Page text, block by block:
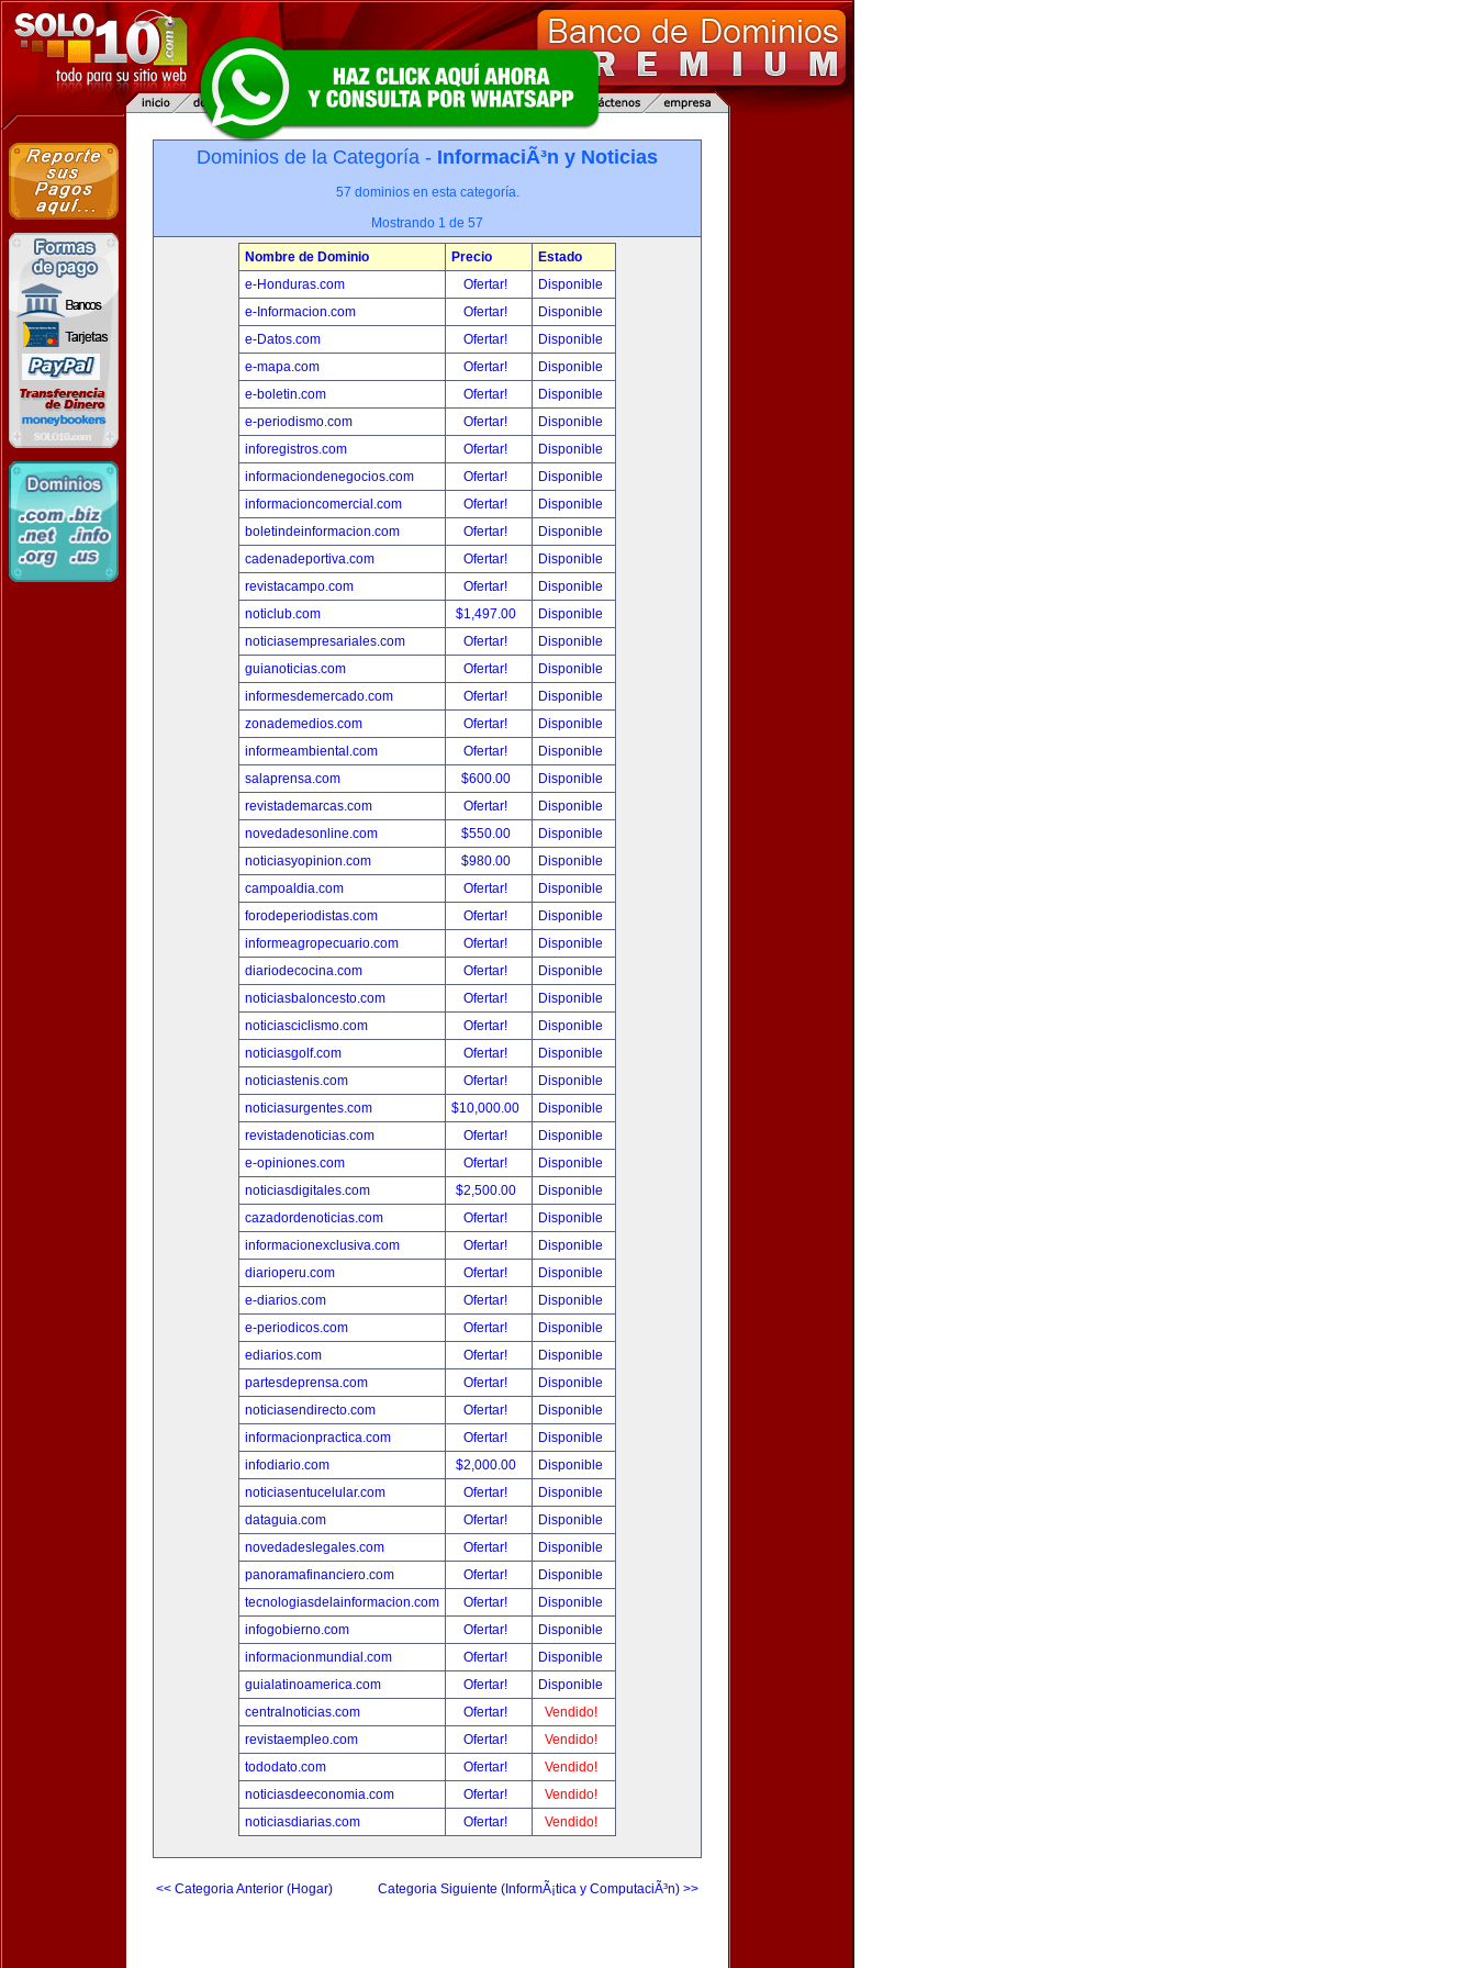
Dominios de la Categoría - InformaciÃ³n y Noticias
57 dominios en esta categoría.
Mostrando 1 de 57
Nombre de Dominio Precio
Estado
e-Honduras.com
Ofertar!
Disponible
e-Informacion.com
Ofertar!
Disponible
e-Datos.com
Ofertar!
Disponible
e-mapa.com
Ofertar!
Disponible
e-boletin.com
Ofertar!
Disponible
e-periodismo.com
Ofertar!
Disponible
inforegistros.com
Ofertar!
Disponible
informaciondenegocios.com
Ofertar!
Disponible
informacioncomercial.com
Ofertar!
Disponible
boletindeinformacion.com
Ofertar!
Disponible
cadenadeportiva.com
Ofertar!
Disponible
revistacampo.com
Ofertar!
Disponible
noticlub.com
$1,497.00
Disponible
noticiasempresariales.com
Ofertar!
Disponible
guianoticias.com
Ofertar!
Disponible
informesdemercado.com
Ofertar!
Disponible
zonademedios.com
Ofertar!
Disponible
informeambiental.com
Ofertar!
Disponible
salaprensa.com
$600.00
Disponible
revistademarcas.com
Ofertar!
Disponible
novedadesonline.com
$550.00
Disponible
noticiasyopinion.com
$980.00
Disponible
campoaldia.com
Ofertar!
Disponible
forodeperiodistas.com
Ofertar!
Disponible
informeagropecuario.com
Ofertar!
Disponible
diariodecocina.com
Ofertar!
Disponible
noticiasbaloncesto.com
Ofertar!
Disponible
noticiasciclismo.com
Ofertar!
Disponible
noticiasgolf.com
Ofertar!
Disponible
noticiastenis.com
Ofertar!
Disponible
noticiasurgentes.com
$10,000.00
Disponible
revistadenoticias.com
Ofertar!
Disponible
e-opiniones.com
Ofertar!
Disponible
noticiasdigitales.com
$2,500.00
Disponible
cazadordenoticias.com
Ofertar!
Disponible
informacionexclusiva.com
Ofertar!
Disponible
diarioperu.com
Ofertar!
Disponible
e-diarios.com
Ofertar!
Disponible
e-periodicos.com
Ofertar!
Disponible
ediarios.com
Ofertar!
Disponible
partesdeprensa.com
Ofertar!
Disponible
noticiasendirecto.com
Ofertar!
Disponible
informacionpractica.com
Ofertar!
Disponible
infodiario.com
$2,000.00
Disponible
noticiasentucelular.com
Ofertar!
Disponible
dataguia.com
Ofertar!
Disponible
novedadeslegales.com
Ofertar!
Disponible
panoramafinanciero.com
Ofertar!
Disponible
tecnologiasdelainformacion.com
Ofertar!
Disponible
infogobierno.com
Ofertar!
Disponible
informacionmundial.com
Ofertar!
Disponible
guialatinoamerica.com
Ofertar!
Disponible
centralnoticias.com
Ofertar!
Vendido!
revistaempleo.com
Ofertar!
Vendido!
tododato.com
Ofertar!
Vendido!
noticiasdeeconomia.com
Ofertar!
Vendido!
noticiasdiarias.com
Ofertar! Vendido!
<< Categoria Anterior (Hogar) Categoria Siguiente (InformÃ¡tica y ComputaciÃ³n) >>